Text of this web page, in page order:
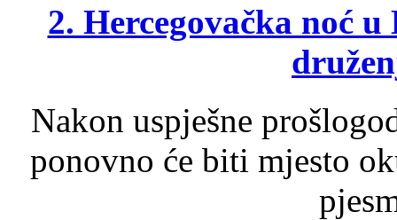
2. Hercegovačka noć
Nakon uspješne
ponovno će biti mjesto